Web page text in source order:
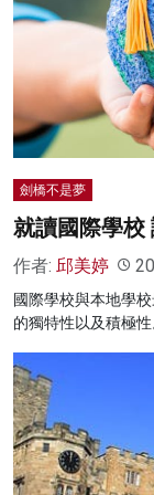
名家榜
灼見活動
關於我們
劍橋不是夢
就讀國際學校
作者: 邱美婷
國際學校與本地學
的獨特性以及積極性